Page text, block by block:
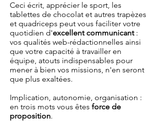
Ceci écrit, apprécier le sport, les
tablettes de chocolat et autres trapèzes
et quadriceps peut vous faciliter votre
quotidien d'excellent communicant:
vos qualités web-rédactionnelles ainsi
que votre capacité à travailler en
équipe, atouts indispensables pour
mener à bien vos missions, n'en seront
que plus exaltées.
Implication, autonomie, organisation :
en trois mots vous êtes force de
proposition.